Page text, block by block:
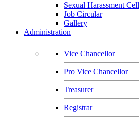
Sexual Harassment Cell
Job Circular
Gallery
Administration
Vice Chancellor
Pro Vice Chancellor
Treasurer
Registrar